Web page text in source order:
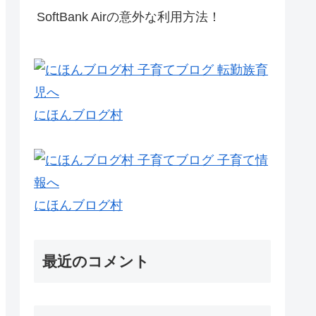
SoftBank Airの意外な利用方法！
にほんブログ村
にほんブログ村
最近のコメント